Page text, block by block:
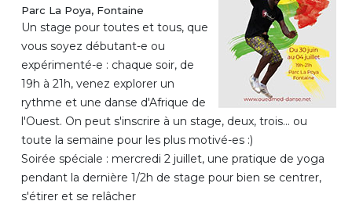
Parc La Poya, Fontaine
Un stage pour toutes et tous, que
vous soyez débutant-e ou
expérimenté-e : chaque soir, de
19h à 21h, venez explorer un
rythme et une danse d'Afrique de
l'Ouest. On peut s'inscrire à un stage, deux, trois... ou
toute la semaine pour les plus motivé-es :)
Soirée spéciale : mercredi 2 juillet, une pratique de yoga
pendant la dernière 1/2h de stage pour bien se centrer,
s'étirer et se relâcher